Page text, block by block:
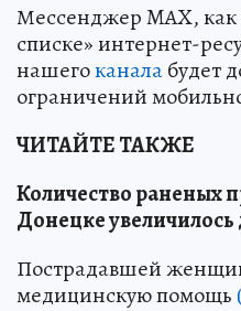
Мессенджер MAX,
списке» интернет-
нашегоканалабудет
ограничений
ЧИТАЙТЕ ТАКЖЕ
Количество раненых
Донецке увеличилось
Пострадавшей
медицинскую помощь